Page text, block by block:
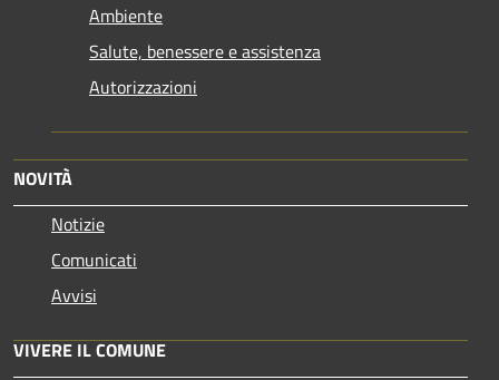
Ambiente
Salute, benessere e assistenza
Autorizzazioni
NOVITÀ
Notizie
Comunicati
Avvisi
VIVERE IL COMUNE